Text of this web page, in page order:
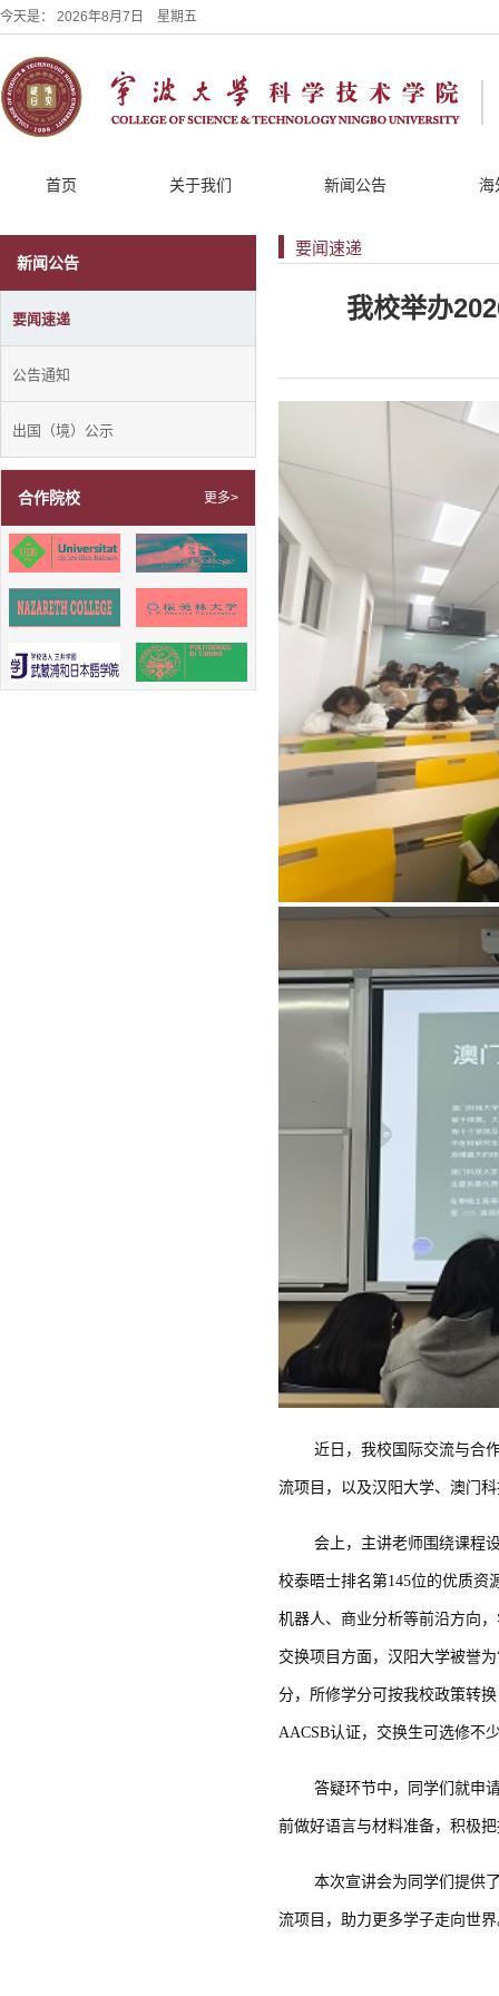
今天是： 2026年8月7日 星期五
首页 关于我们 新闻公告 海
新闻公告
要闻速递
公告通知
出国（境）公示
合作院校 更多>
要闻速递
我校举办
近日，我校国际交流与合
流项目，以及汉阳大学、澳门
会上，主讲老师围绕课程
校泰晤士排名第145位的优质资
机器人、商业分析等前沿方向
交换项目方面，汉阳大学被誉
分，所修学分可按我校政策转
AACSB认证，交换生可选修不
答疑环节中，同学们就申
前做好语言与材料准备，积极
本次宣讲会为同学们提供
流项目，助力更多学子走向世